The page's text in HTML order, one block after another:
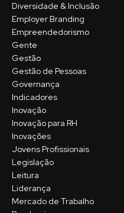
Diversidade & Inclusão
Employer Branding
Empreendedorismo
Gente
Gestão
Gestão de Pessoas
Governança
Indicadores
Inovação
Inovação para RH
Inovações
Jovens Profissionais
Legislação
Leitura
Liderança
Mercado de Trabalho